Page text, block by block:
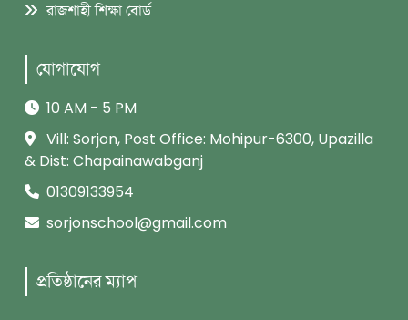
রাজশাহী শিক্ষা বোর্ড
যোগাযোগ
10 AM - 5 PM
Vill: Sorjon, Post Office: Mohipur-6300, Upazilla
& Dist: Chapainawabganj
01309133954
sorjonschool@gmail.com
প্রতিষ্ঠানের ম্যাপ